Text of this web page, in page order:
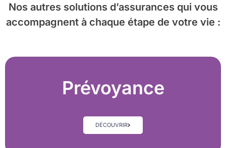
Nos autres solutions d’assurances qui vous
accompagnent à chaque étape de votre vie :
Prévoyance
DÉCOUVRIR